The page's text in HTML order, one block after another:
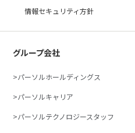
情報セキュリティ方針
グループ会社
パーソルホールディングス
パーソルキャリア
パーソルテクノロジースタッフ